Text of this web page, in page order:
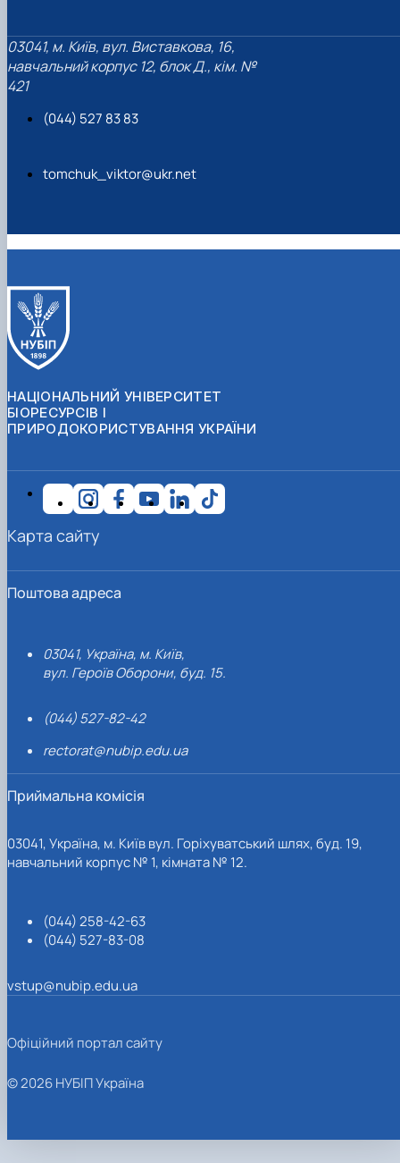
03041, м. Київ, вул. Виставкова, 16,
навчальний корпус 12, блок Д., кім. №
421
(044) 527 83 83
tomchuk_viktor@ukr.net
НАЦІОНАЛЬНИЙ УНІВЕРСИТЕТ
БІОРЕСУРСІВ І
ПРИРОДОКОРИСТУВАННЯ УКРАЇНИ
Поштова адреса
03041, Україна, м. Київ,
вул. Героїв Оборони, буд. 15.
(044) 527-82-42
rectorat@nubip.edu.ua
Приймальна комісія
03041, Україна, м. Київ вул. Горіхуватський шлях, буд. 19,
навчальний корпус № 1, кімната № 12.
(044) 258-42-63
(044) 527-83-08
vstup@nubip.edu.ua
Карта сайту
Офіційний портал сайту
© 2026 НУБІП Україна